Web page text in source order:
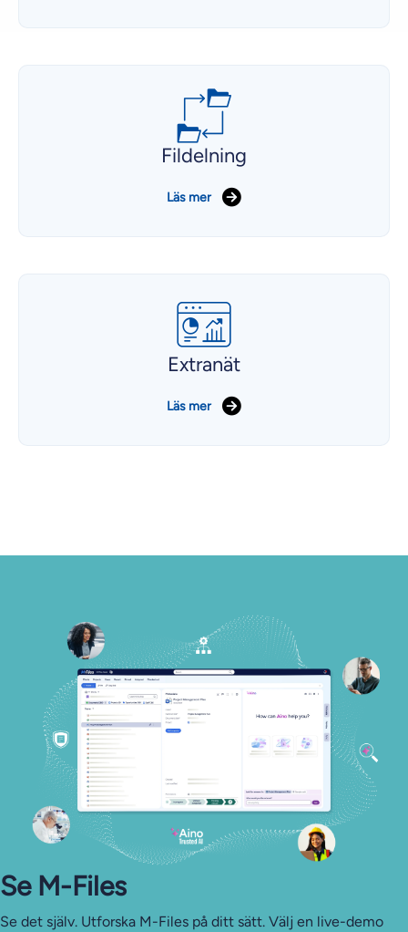
Fildelning
Läs mer
Extranät
Läs mer
Se M-Files
Se det själv. Utforska M-Files på ditt sätt. Välj en live-demo